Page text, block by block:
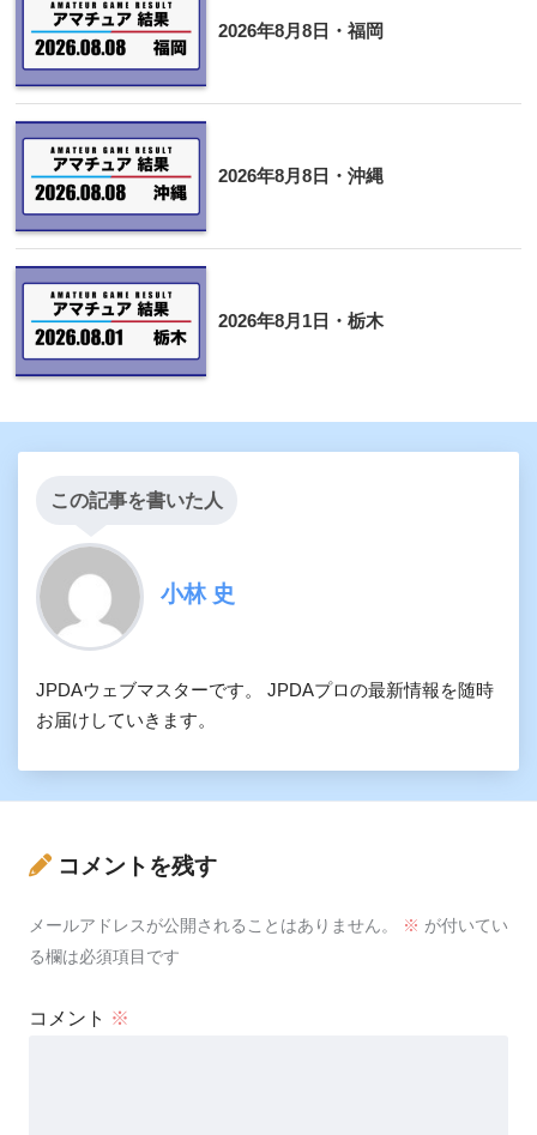
2026年8月8日・福岡
2026年8月8日・沖縄
2026年8月1日・栃木
この記事を書いた人
小林 史
JPDAウェブマスターです。 JPDAプロの最新情報を随時
お届けしていきます。
コメントを残す
メールアドレスが公開されることはありません。 ※ が付いてい
る欄は必須項目です
コメント ※